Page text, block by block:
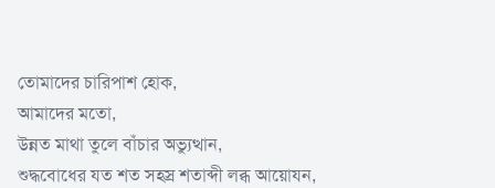
তোমাদের চারিপাশ হোক,
আমাদের মতো,
উন্নত মাথা তুলে বাঁচার অভ্যুত্থান,
শুদ্ধবোধের যত শত সহস্র শতাব্দী লব্ধ আয়োযন,